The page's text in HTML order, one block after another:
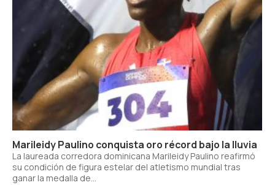
Marileidy Paulino conquista oro récord bajo la lluvia
La laureada corredora dominicana Marileidy Paulino reafirmó
su condición de figura estelar del atletismo mundial tras
ganar la medalla de...